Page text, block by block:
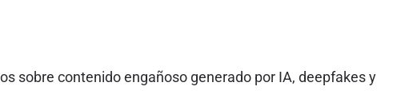
sobre contenido engañoso generado por IA, deepfakes y